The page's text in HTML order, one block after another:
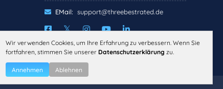
EMail: support@threebestrated.de
IMPRESSUM
DATENSCHUTZ
ALLGEMEINE
GESCHÄFTSBEDINGUNGEN
Wir verwenden Cookies, um Ihre Erfahrung zu verbessern. Wenn Sie
fortfahren, stimmen Sie unserer Datenschutzerklärung zu.
Annehmen Ablehnen